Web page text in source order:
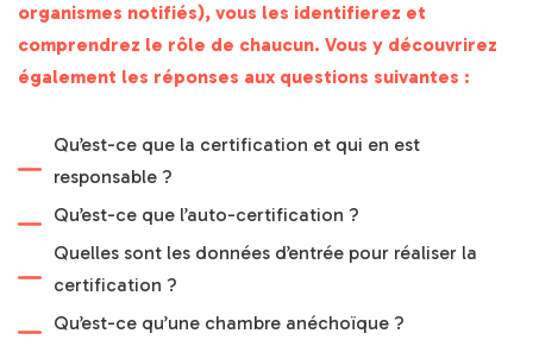
organismes notifiés), vous les identifierez et
comprendrez le rôle de chaucun. Vous y découvrirez
également les réponses aux questions suivantes :
Qu’est-ce que la certification et qui en est
responsable ?
Qu’est-ce que l’auto-certification ?
Quelles sont les données d’entrée pour réaliser la
certification ?
Qu’est-ce qu’une chambre anéchoïque ?